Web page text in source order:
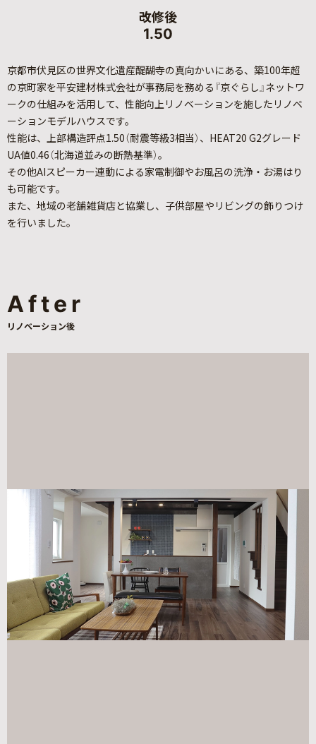
改修後
1.50
京都市伏見区の世界文化遺産醍醐寺の真向かいにある、築100年超
の京町家を平安建材株式会社が事務局を務める『京ぐらし』ネットワ
ークの仕組みを活用して、性能向上リノベーションを施したリノベ
ーションモデルハウスです。
性能は、上部構造評点1.50（耐震等級3相当）、HEAT20 G2グレード
UA値0.46（北海道並みの断熱基準）。
その他AIスピーカー連動による家電制御やお風呂の洗浄・お湯はり
も可能です。
また、地域の老舗雑貨店と協業し、子供部屋やリビングの飾りつけ
を行いました。
After
リノベーション後